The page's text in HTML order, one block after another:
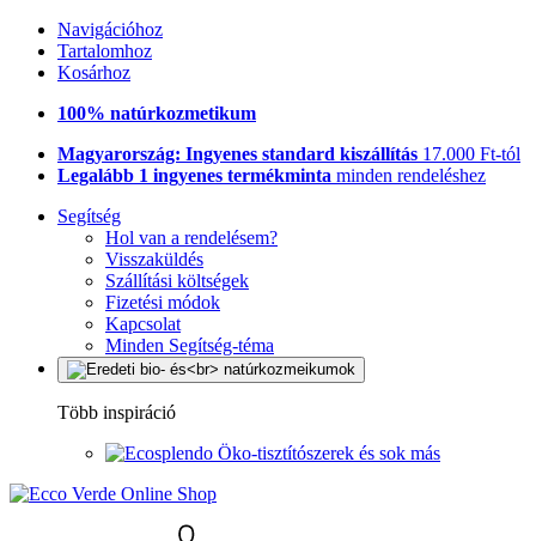
Navigációhoz
Tartalomhoz
Kosárhoz
100% natúrkozmetikum
Magyarország: Ingyenes standard kiszállítás 17.000 Ft-tól
Legalább 1 ingyenes termékminta minden rendeléshez
Segítség
Hol van a rendelésem?
Visszaküldés
Szállítási költségek
Fizetési módok
Kapcsolat
Minden Segítség-téma
Több inspiráció
Öko-tisztítószerek és sok más